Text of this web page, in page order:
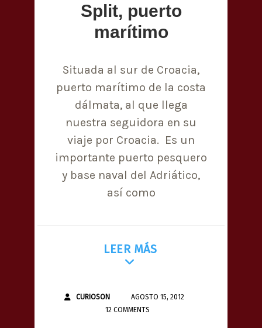
Split, puerto
marítimo
Situada al sur de Croacia,
puerto marítimo de la costa
dálmata, al que llega
nuestra seguidora en su
viaje por Croacia. Es un
importante puerto pesquero
y base naval del Adriático,
así como
LEER MÁS
CURIOSON
AGOSTO 15, 2012
12 COMMENTS